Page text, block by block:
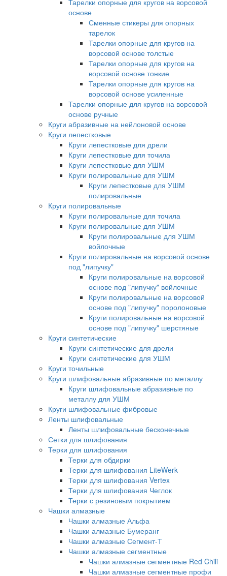
Тарелки опорные для кругов на ворсовой
основе
Сменные стикеры для опорных
тарелок
Тарелки опорные для кругов на
ворсовой основе толстые
Тарелки опорные для кругов на
ворсовой основе тонкие
Тарелки опорные для кругов на
ворсовой основе усиленные
Тарелки опорные для кругов на ворсовой
основе ручные
Круги абразивные на нейлоновой основе
Круги лепестковые
Круги лепестковые для дрели
Круги лепестковые для точила
Круги лепестковые для УШМ
Круги полировальные для УШМ
Круги лепестковые для УШМ
полировальные
Круги полировальные
Круги полировальные для точила
Круги полировальные для УШМ
Круги полировальные для УШМ
войлочные
Круги полировальные на ворсовой основе
под "липучку"
Круги полировальные на ворсовой
основе под "липучку" войлочные
Круги полировальные на ворсовой
основе под "липучку" поролоновые
Круги полировальные на ворсовой
основе под "липучку" шерстяные
Круги синтетические
Круги синтетические для дрели
Круги синтетические для УШМ
Круги точильные
Круги шлифовальные абразивные по металлу
Круги шлифовальные абразивные по
металлу для УШМ
Круги шлифовальные фибровые
Ленты шлифовальные
Ленты шлифовальные бесконечные
Сетки для шлифования
Терки для шлифования
Терки для обдирки
Терки для шлифования LiteWerk
Терки для шлифования Vertex
Терки для шлифования Чеглок
Терки с резиновым покрытием
Чашки алмазные
Чашки алмазные Альфа
Чашки алмазные Бумеранг
Чашки алмазные Сегмент-Т
Чашки алмазные сегментные
Чашки алмазные сегментные Red Chili
Чашки алмазные сегментные профи